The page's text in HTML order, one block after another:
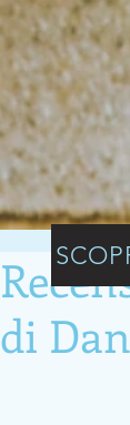
di